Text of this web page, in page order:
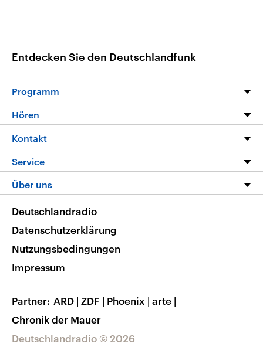
Entdecken Sie den Deutschlandfunk
Programm
Die Nachrichten
Nachrichtenleicht
Neue Beiträge auf dlf.de
Hören
Livestream
Podcasts
Deutschlandfunk App
Nachrichten App
Frequenzen
Kontakt
Service
FAQ
Veranstaltungen
Musikliste
RSS
Über uns
Barrierefreiheit
Deutschlandradio © 2026
Deutschlandradio
Datenschutzerklärung
Nutzungsbedingungen
Impressum
Partner ARD | ZDF | Phoenix | arte |
Chronik der Mauer